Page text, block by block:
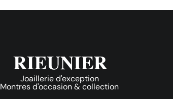
Joaillerie d'exception
Montres d'occasion & collection